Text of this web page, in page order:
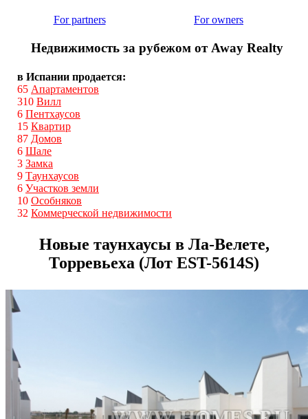
For partners For owners
Недвижимость за рубежом от Away Realty
в Испании продается:
65 Апартаментов
310 Вилл
6 Пентхаусов
15 Квартир
87 Домов
6 Шале
3 Замка
9 Таунхаусов
6 Участков земли
10 Особняков
32 Коммерческой недвижимости
Новые таунхаусы в Ла-Велете,
Торревьеха (Лот EST-5614S)